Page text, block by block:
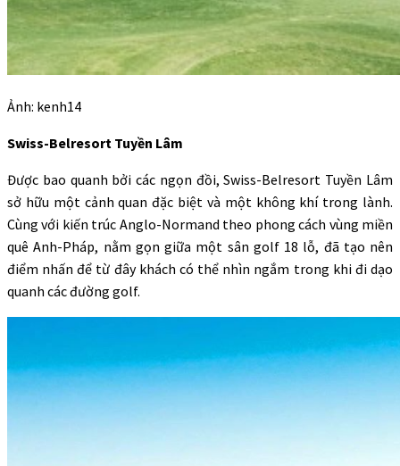
Ảnh: kenh14
Swiss-Belresort Tuyền Lâm
Được bao quanh bởi các ngọn đồi, Swiss-Belresort Tuyền Lâm
sở hữu một cảnh quan đặc biệt và một không khí trong lành.
Cùng với kiến trúc Anglo-Normand theo phong cách vùng miền
quê Anh-Pháp, nằm gọn giữa một sân golf 18 lỗ, đã tạo nên
điểm nhấn để từ đây khách có thể nhìn ngắm trong khi đi dạo
quanh các đường golf.